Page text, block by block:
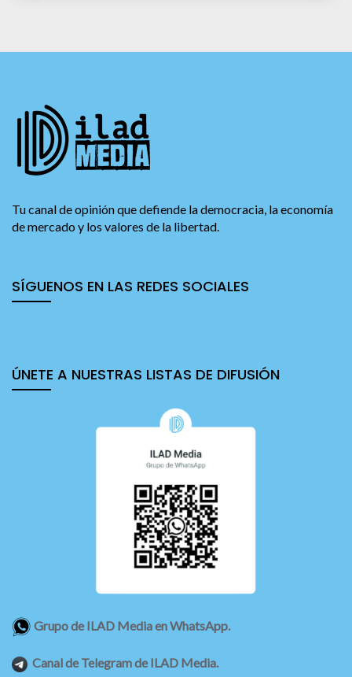
Tu canal de opinión que defiende la democracia, la economía
de mercado y los valores de la libertad.
SÍGUENOS EN LAS REDES SOCIALES
ÚNETE A NUESTRAS LISTAS DE DIFUSIÓN
Grupo de ILAD Media en WhatsApp.
Canal de Telegram de ILAD Media.